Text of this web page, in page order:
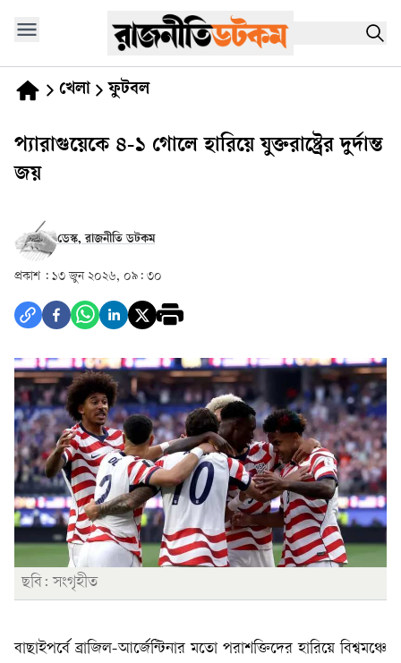
খেলা ফুটবল
প্যারাগুয়েকে ৪-১ গোলে হারিয়ে যুক্তরাষ্ট্রের দুর্দান্ত
জয়
ডেস্ক, রাজনীতি ডটকম
প্রকাশ : ১৩ জুন ২০২৬, ০৯: ৩০
ছবি: সংগৃহীত
বাছাইপর্বে ব্রাজিল-আর্জেন্টিনার মতো পরাশক্তিদের হারিয়ে বিশ্বমঞ্চে